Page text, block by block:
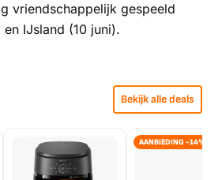
vriendschappelijk gespeeld
IJsland (10 juni).
Bekijk alle deals
AANBIEDING -14%